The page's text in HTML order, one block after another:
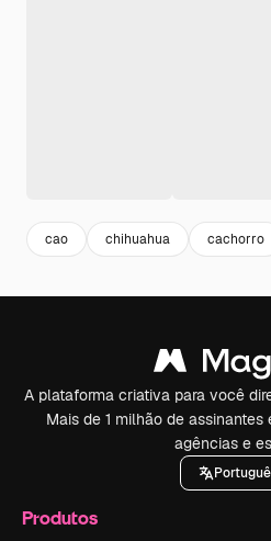
cao chihuahua cachorro
A plataforma criativa para você
Mais de 1 milhão de
agências e
Produtos